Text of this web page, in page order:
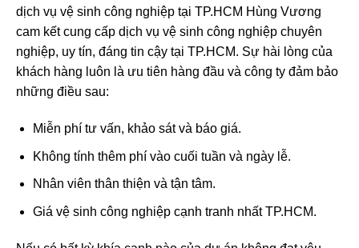
dịch vụ vệ sinh công nghiệp tại TP.HCM Hùng Vương
cam kết cung cấp dịch vụ vệ sinh công nghiệp chuyên
nghiệp, uy tín, đáng tin cậy tại TP.HCM. Sự hài lòng của
khách hàng luôn là ưu tiên hàng đầu và công ty đảm bảo
những điều sau:
Miễn phí tư vấn, khảo sát và báo giá.
Không tính thêm phí vào cuối tuần và ngày lễ.
Nhân viên thân thiện và tận tâm.
Giá vệ sinh công nghiệp cạnh tranh nhất TP.HCM.